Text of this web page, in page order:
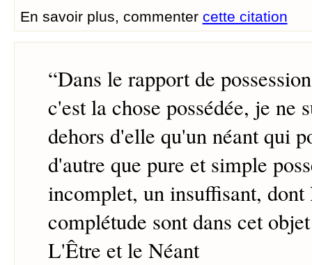
En savoir plus, commenter cette citation
“Dans le rapport de
c'est la chose possédée, je ne
dehors d'elle qu'un néant qui
d'autre que pure et simple
incomplet, un insuffisant, dont
complétude sont dans cet
L'Être et le Néant